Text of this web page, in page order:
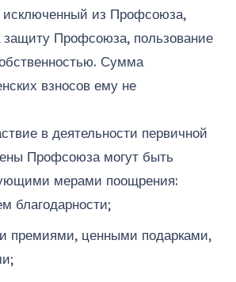
из Профсоюза,
защиту Профсоюза, пользование
Сумма
взносов ему не
в деятельности первичной
Профсоюза могут быть
мерами поощрения:
благодарности;
премиями, ценными подарками,